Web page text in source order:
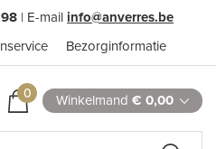
| E-mail info@anverres.be
Bezorginformatie
0 Winkelmand € 0,00